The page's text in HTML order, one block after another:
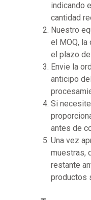
indicando
cantidad
Nuestro
el MOQ,
el plazo
Envie la
anticipo
Si
antes de
Una vez
muestras,
restante
productos